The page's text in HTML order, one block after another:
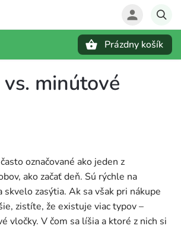
Prázdny košík
minútové
označované ako jeden z
ako začať deň. Sú rýchle na
skvelo zasýtia. Ak sa však pri nákupe
zistíte, že existuje viac typov –
vločky. V čom sa líšia a ktoré z nich si